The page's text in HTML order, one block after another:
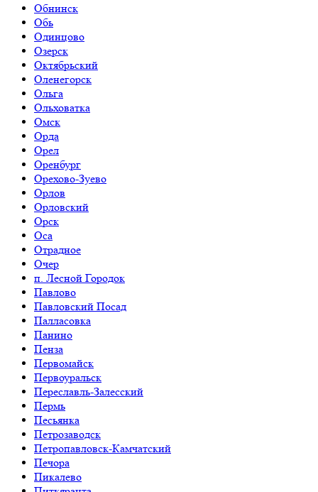
Обнинск
Обь
Одинцово
Озерск
Октябрьский
Оленегорск
Ольга
Ольховатка
Омск
Орда
Орел
Оренбург
Орехово-Зуево
Орлов
Орловский
Орск
Оса
Отрадное
Очер
п. Лесной Городок
Павлово
Павловский Посад
Палласовка
Панино
Пенза
Первомайск
Первоуральск
Переславль-Залесский
Пермь
Песьянка
Петрозаводск
Петропавловск-Камчатский
Печора
Пикалево